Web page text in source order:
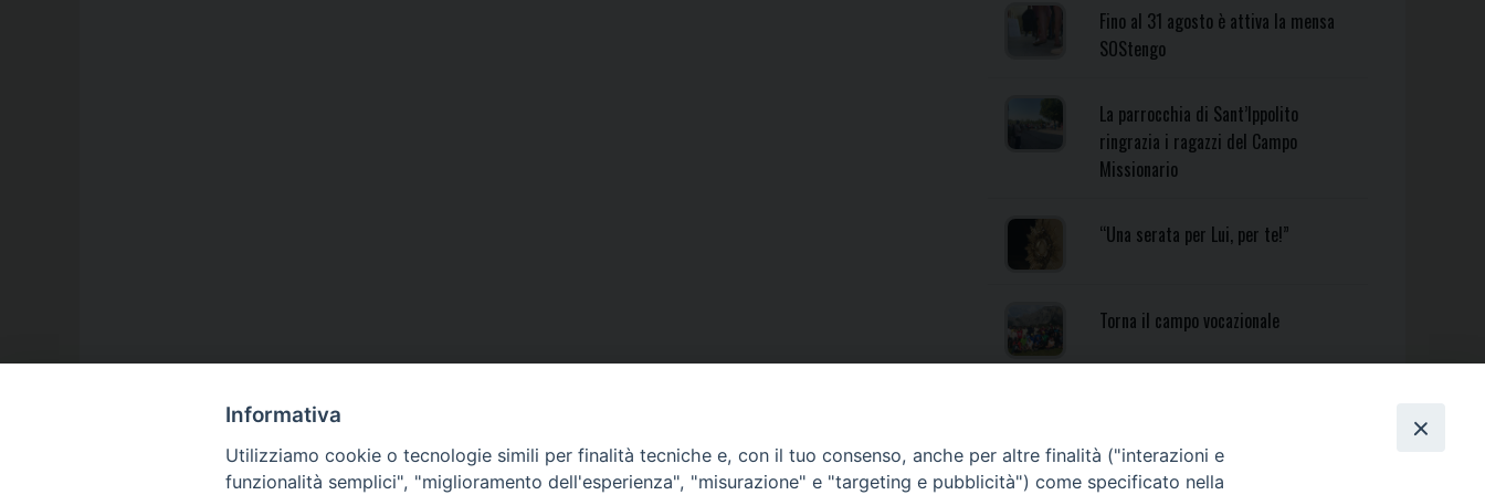
Fino al 31 agosto è attiva la mensa
SOStengo
La parrocchia di Sant’Ippolito
ringrazia i ragazzi del Campo
Missionario
“Una serata per Lui, per te!”
Torna il campo vocazionale
Informativa
Utilizziamo cookie o tecnologie simili per finalità tecniche e, con il tuo consenso, anche per altre finalità ("interazioni e
funzionalità semplici", "miglioramento dell'esperienza", "misurazione" e "targeting e pubblicità") come specificato nella